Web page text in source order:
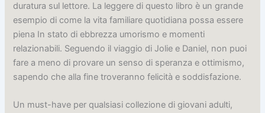
duratura sul lettore. La leggere di questo libro è un grande
esempio di come la vita familiare quotidiana possa essere
piena In stato di ebbrezza umorismo e momenti
relazionabili. Seguendo il viaggio di Jolie e Daniel, non puoi
fare a meno di provare un senso di speranza e ottimismo,
sapendo che alla fine troveranno felicità e soddisfazione.
Un must-have per qualsiasi collezione di giovani adulti,